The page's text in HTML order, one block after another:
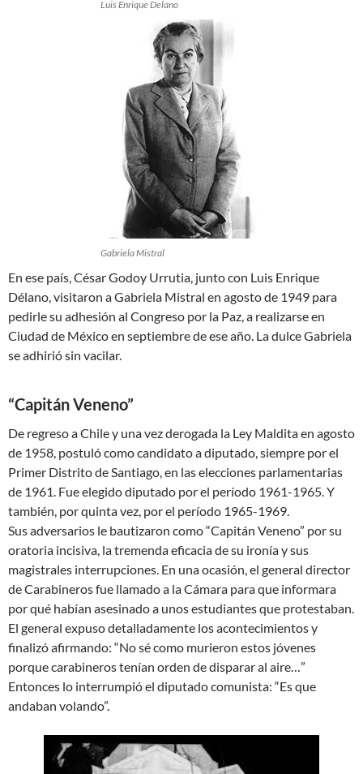
Luis Enrique Delano
Gabriela Mistral
En ese país, César Godoy Urrutia, junto con Luis Enrique
Délano, visitaron a Gabriela Mistral en agosto de 1949 para
pedirle su adhesión al Congreso por la Paz, a realizarse en
Ciudad de México en septiembre de ese año. La dulce Gabriela
se adhirió sin vacilar.
“Capitán Veneno”
De regreso a Chile y una vez derogada la Ley Maldita en agosto
de 1958, postuló como candidato a diputado, siempre por el
Primer Distrito de Santiago, en las elecciones parlamentarias
de 1961. Fue elegido diputado por el período 1961-1965. Y
también, por quinta vez, por el período 1965-1969.
Sus adversarios le bautizaron como “Capitán Veneno” por su
oratoria incisiva, la tremenda eficacia de su ironía y sus
magistrales interrupciones. En una ocasión, el general director
de Carabineros fue llamado a la Cámara para que informara
por qué habían asesinado a unos estudiantes que protestaban.
El general expuso detalladamente los acontecimientos y
finalizó afirmando: “No sé como murieron estos jóvenes
porque carabineros tenían orden de disparar al aire…”
Entonces lo interrumpió el diputado comunista: “Es que
andaban volando”.